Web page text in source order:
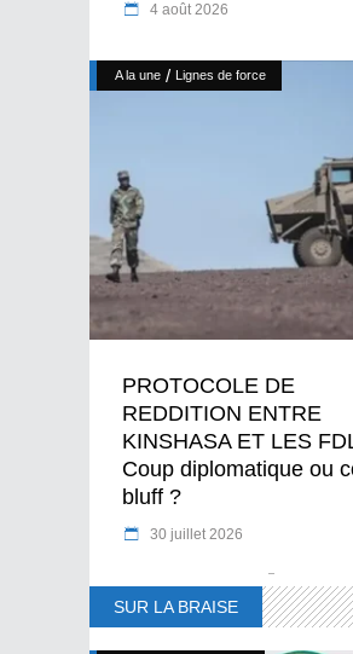
4 août 2026
A la une / Lignes de force
PROTOCOLE DE
REDDITION ENTRE
KINSHASA ET LES
Coup diplomatique ou
bluff ?
30 juillet 2026
SUR LA BRAISE